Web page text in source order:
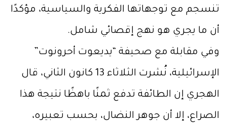
تنسجم مع توجهاتها الفكرية والسياسية، مؤكدًا
أن ما يجري هو نهج إقصائي شامل.
وفي مقابلة مع صحيفة “يديعوت أحرونوت”
الإسرائيلية، نُشرت الثلاثاء 13 كانون الثاني، قال
الهجري إن الطائفة تدفع ثمنًا باهظًا نتيجة هذا
الصراع، إلا أن جوهر النضال، بحسب تعبيره،